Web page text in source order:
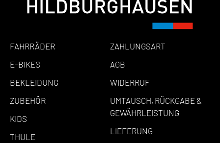
FAHRRÄDER
E-BIKES
BEKLEIDUNG
ZUBEHÖR
KIDS
THULE
ZAHLUNGSART
AGB
WIDERRUF
UMTAUSCH, RÜCKGABE &
GEWÄHRLEISTUNG
LIEFERUNG